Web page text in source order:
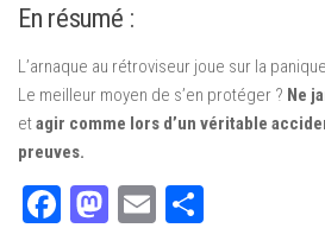
En résumé :
L’arnaque au rétroviseur joue sur la
Le meilleur moyen de s’en protéger ? Ne
etagir comme lors d’un véritable
preuves.
Facebook
Mastodon
Email